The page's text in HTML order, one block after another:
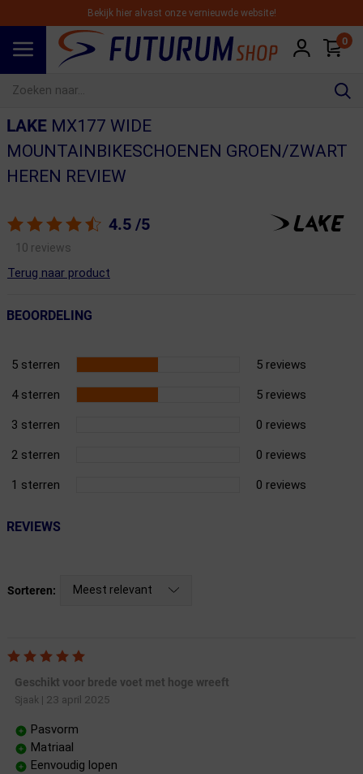
Bekijk hier alvast onze vernieuwde website!
0
LAKEMX177 WIDE
MOUNTAINBIKESCHOENEN GROEN/ZWART
HEREN REVIEW
4.5 /5
10 reviews
Terug naar product
BEOORDELING
5 sterren 5 reviews
4 sterren 5 reviews
3 sterren 0 reviews
2 sterren 0 reviews
1 sterren 0 reviews
REVIEWS
Sorteren: Meest relevant
Geschikt voor brede voet met hoge wreeft
Sjaak| 23 april 2025
Pasvorm
Matriaal
Eenvoudig lopen